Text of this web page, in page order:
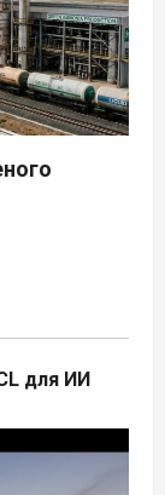
для ИИ